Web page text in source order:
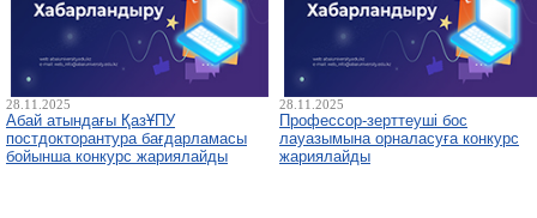
28.11.2025
Абай атындағы ҚазҰПУ
постдокторантура бағдарламасы
бойынша конкурс жариялайды
28.11.2025
Профессор-зерттеуші бос
лауазымына орналасуға конкурс
жариялайды